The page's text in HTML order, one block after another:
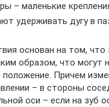
– маленькие
удерживать дугу в
основан на том,
образом, что могут
положение. Причем
– в стороны
оси – если на зуб